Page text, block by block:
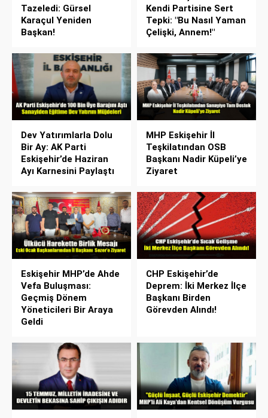
Tazeledi: Gürsel
Karaçul Yeniden
Başkan!
Kendi Partisine Sert
Tepki: "Bu Nasıl Yaman
Çelişki, Annem!"
Dev Yatırımlarla Dolu
Bir Ay: AK Parti
Eskişehir’de Haziran
Ayı Karnesini Paylaştı
MHP Eskişehir İl
Teşkilatından OSB
Başkanı Nadir Küpeli’ye
Ziyaret
Eskişehir MHP’de Ahde
Vefa Buluşması:
Geçmiş Dönem
Yöneticileri Bir Araya
Geldi
CHP Eskişehir’de
Deprem: İki Merkez İlçe
Başkanı Birden
Görevden Alındı!